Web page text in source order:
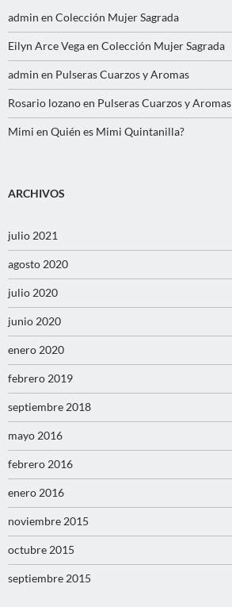
admin en Colección Mujer Sagrada
Eilyn Arce Vegaen Colección Mujer Sagrada
admin en Pulseras Cuarzos y Aromas
Rosario lozanoen Pulseras Cuarzos y Aromas
Mimi en Quién es Mimi Quintanilla?
ARCHIVOS
julio 2021
agosto 2020
julio 2020
junio 2020
enero 2020
febrero 2019
septiembre 2018
mayo 2016
febrero 2016
enero 2016
noviembre 2015
octubre 2015
septiembre 2015